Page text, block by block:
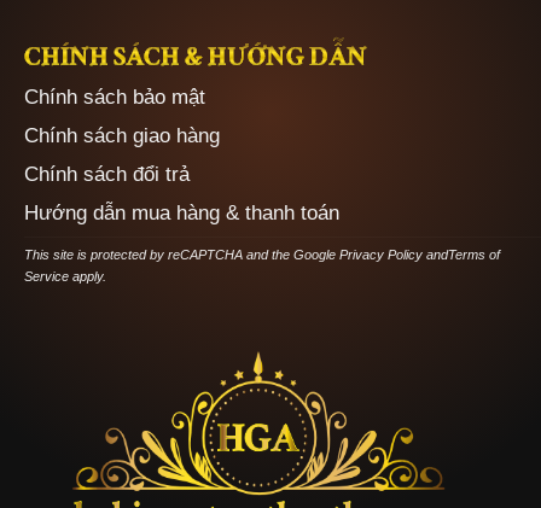
CHÍNH SÁCH & HƯỚNG DẪN
Chính sách bảo mật
Chính sách giao hàng
Chính sách đổi trả
Hướng dẫn mua hàng & thanh toán
This site is protected by reCAPTCHA and the Google Privacy PolicyandTerms of
Serviceapply.